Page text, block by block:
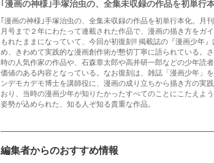
｢漫画の神様｣手塚治虫の、全集未収録の作品を初単行
｢漫画の神様｣手塚治虫の、全集未収録の作品を初単行本化。月
月号まで２年にわたって連載された作品で、漫画の描き方をガ
もれたままになっていて、今回が初復刻!! 掲載誌の『漫画少年
め、きわめて実践的な漫画創作術が懇切丁寧に語られている。
時の人気作家の作品や、石森章太郎や高井研一郎などの少年読
価値のある内容となっている。なお復刻は、雑誌「漫画少年」
ンデモカデモ博士を講師役に、漫画の成り立ちから描き方の実
おり、当時の漫画少年が知りたかったすべてのことにこたえよ
姿勢が込められた、知る人ぞ知る貴重な作品。
編集者からのおすすめ情報